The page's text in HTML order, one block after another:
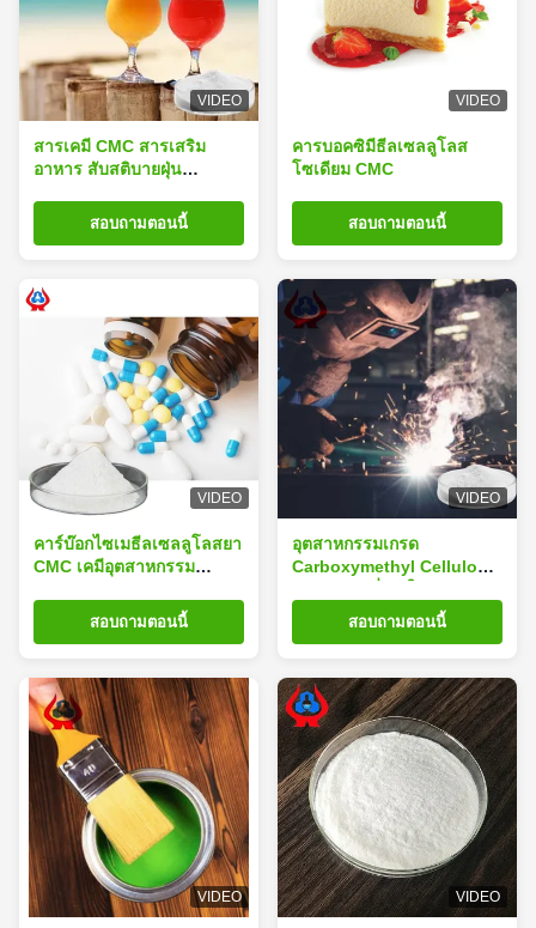
VIDEO
สารเคมี CMC สารเสริม
อาหาร สับสติบายฝุ่น
สอบถามตอนนี้
VIDEO
คารบอคซิมีธีลเซลลูโลส
โซเดียม CMC
สอบถามตอนนี้
VIDEO
คาร์บ๊อกไซเมธีลเซลลูโลสยา
CMC เคมีอุตสาหกรรม
สอบถามตอนนี้
VIDEO
อุตสาหกรรมเกรด
Carboxymethyl Cellulose
สอบถามตอนนี้
VIDEO VIDEO